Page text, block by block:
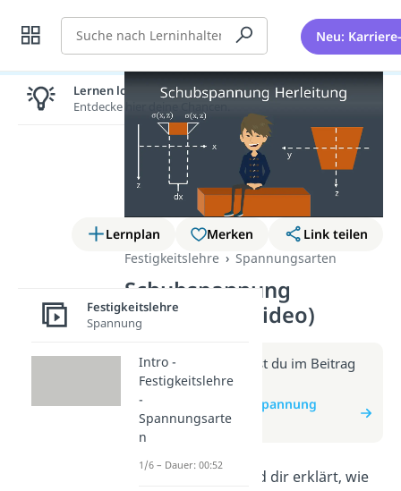
Suche Neu:
Lernplan Merken
Link teilen
Festigkeitslehre
Spannungsarten
Schubspannung
Herleitung (Video)
Weitere Infos erhältst du im Beitrag
zum Video
zum Beitrag: Schubspannung
Herleitung
In diesem Video wird dir erklärt, wie
Lernen lohnt sich!
Entdecke hier deine Chancen.
Festigkeitslehre
Spannung
Intro -
Festigkeitslehre
-
Spannungsarte
n
1/6 – Dauer: 00:52